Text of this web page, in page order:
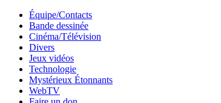
Équipe/Contacts
Bande dessinée
Cinéma/Télévision
Divers
Jeux vidéos
Technologie
Mystérieux Étonnants
WebTV